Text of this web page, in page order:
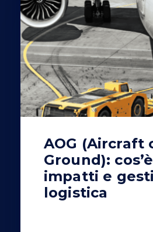
AOG (Aircraft
Ground):
impatti e
logistica